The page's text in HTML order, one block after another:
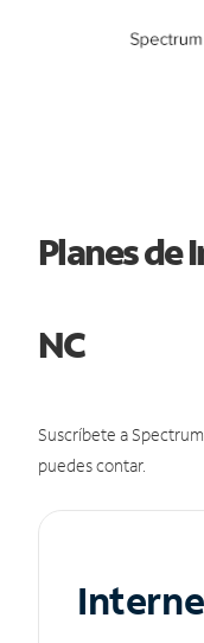
Planes
NC
Suscríbete a
puedes contar.